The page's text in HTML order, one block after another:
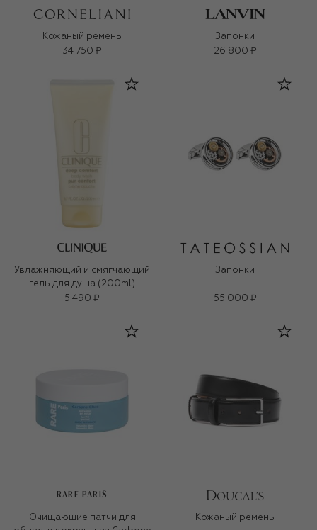
Кожаный ремень
34 750 ₽
Запонки
26 800 ₽
Увлажняющий и смягчающий
гель для душа (200ml)
5 490 ₽
Запонки
55 000 ₽
RARE PARIS
Очищающие патчи для
Кожаный ремень